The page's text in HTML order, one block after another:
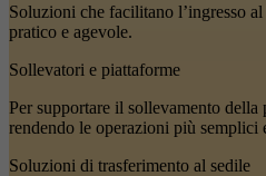
Soluzioni che facilitano l’ingresso
pratico e agevole.
Sollevatori e piattaforme
Per supportare il sollevamento della
rendendo le operazioni più semplici
Soluzioni di trasferimento al sedile